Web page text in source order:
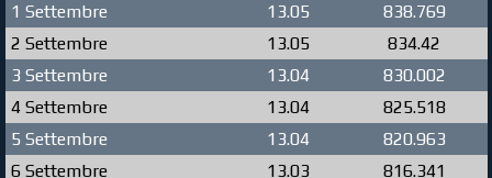
1 Settembre
13.05
838.769
2 Settembre
13.05
834.42
3 Settembre
13.04
830.002
4 Settembre
13.04
825.518
5 Settembre
13.04
820.963
6 Settembre
13.03
816.341